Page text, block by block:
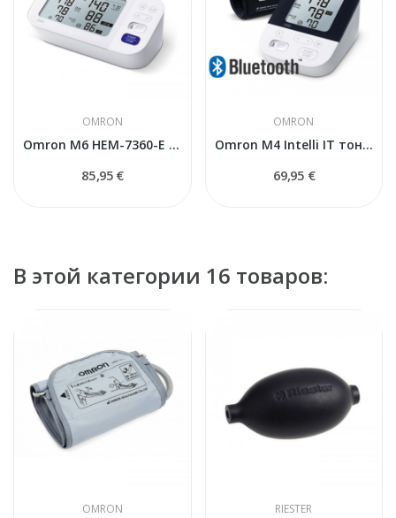
OMRON
Omron M6 HEM-7360-E Comfort тонометр
85,95 €
OMRON
Omron M4 Intelli IT тонометр автоматический
69,95 €
В этой категории 16 товаров:
OMRON RIESTER